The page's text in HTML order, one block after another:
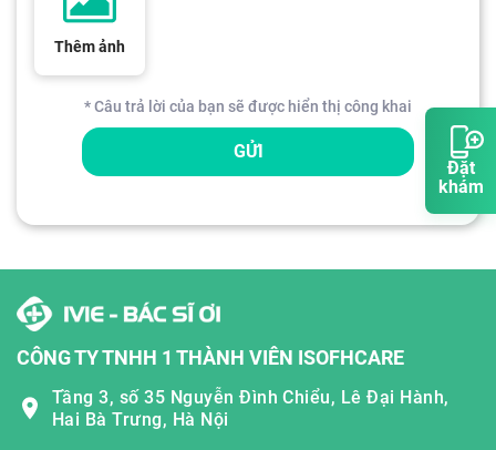
Đặt
khám
Thêm ảnh
* Câu trả lời của bạn sẽ được hiển thị công khai
GỬI
CÔNG TY TNHH 1 THÀNH VIÊN ISOFHCARE
Tầng 3, số 35 Nguyễn Đình Chiểu, Lê Đại Hành,
Hai Bà Trưng, Hà Nội